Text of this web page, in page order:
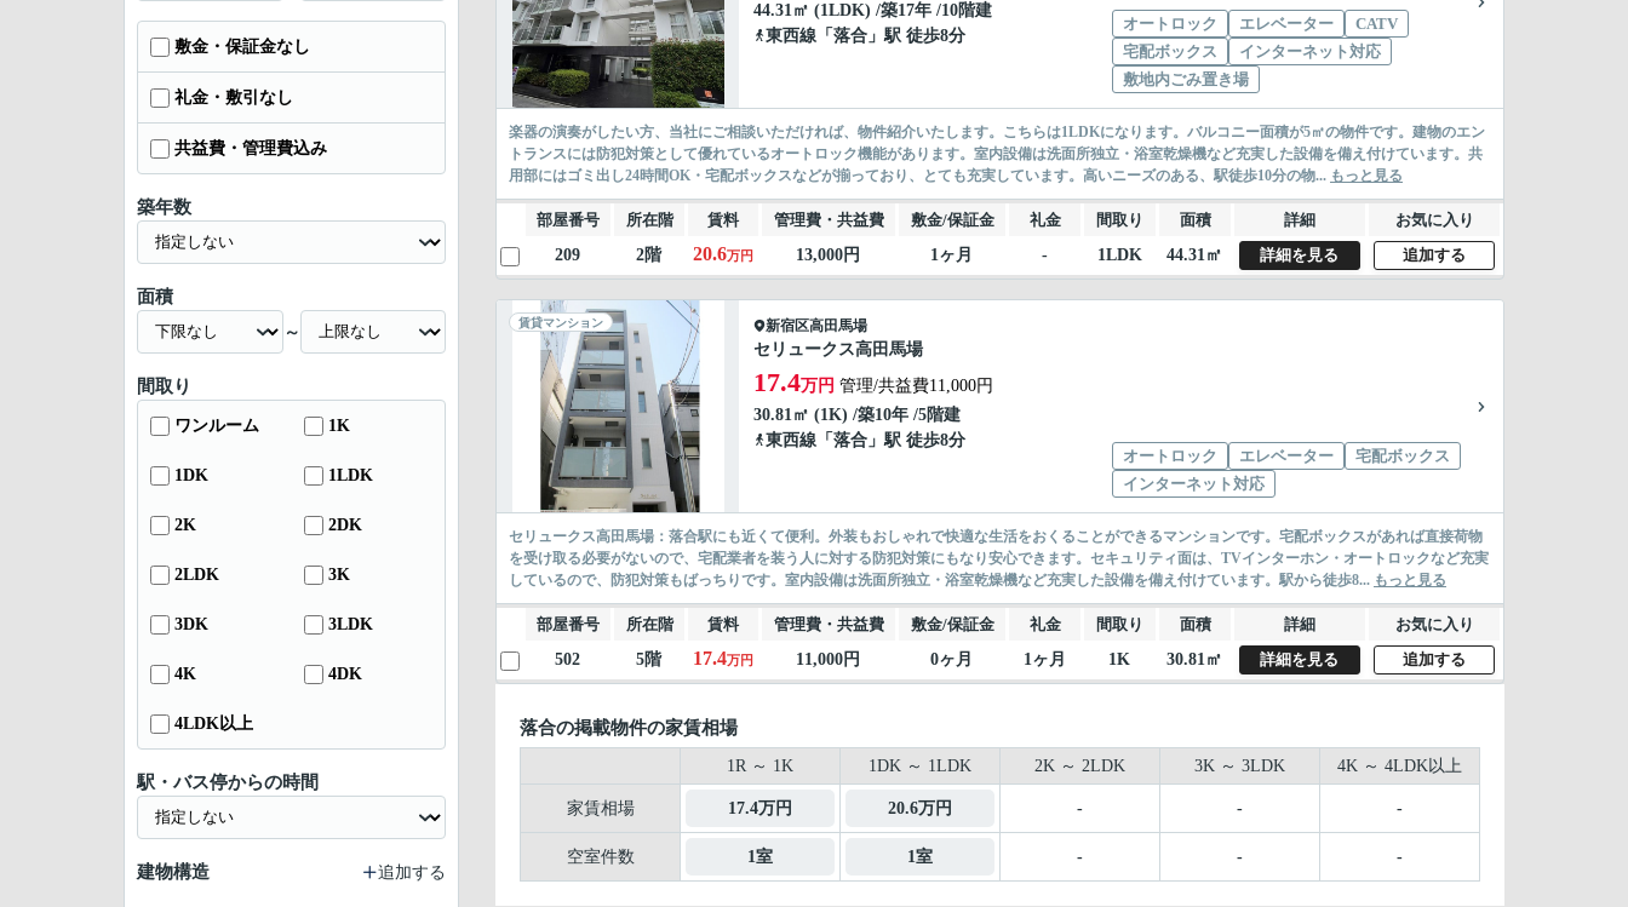
44.31㎡ (1LDK) /築17年 /10階建
東西線 「 落合 」駅 徒歩8分
オートロック エレベーター
CATV
宅配ボックス
インターネット対応
敷地内ごみ置き場
楽器の演奏がしたい方、当社にご相談いただければ、物件紹介いたします。こちらは1LDKになります。バルコニー面積が5㎡の物件です。建物のエン
トランスには防犯対策として優れているオートロック機能があります。室内設備は洗面所独立・浴室乾燥機など充実した設備を備え付けています。共
用部にはゴミ出し24時間OK・宅配ボックスなどが揃っており、とても充実しています。高いニーズのある、駅徒歩10分の物... もっと見る
部屋番号 所在階 賃料 管理費・共益費 敷金/保証金 礼金 間取り 面積 詳細
お気に入り
209
2階 20.6万円 13,000円 1ヶ月 - 1LDK 44.31㎡ 詳細を見る 追加する
賃貸マンション 新宿区高田馬場
セリュークス高田馬場
17.4万円 管理/共益費11,000円
30.81㎡ (1K) /築10年 /5階建
東西線 「 落合 」駅 徒歩8分
オートロック
エレベーター
宅配ボックス
インターネット対応
セリュークス高田馬場：落合駅にも近くて便利。外装もおしゃれで快適な生活をおくることができるマンションです。宅配ボックスがあれば直接荷物
を受け取る必要がないので、宅配業者を装う人に対する防犯対策にもなり安心できます。セキュリティ面は、TVインターホン・オートロックなど充実
しているので、防犯対策もばっちりです。室内設備は洗面所独立・浴室乾燥機など充実した設備を備え付けています。駅から徒歩8... もっと見る
部屋番号 所在階 賃料 管理費・共益費 敷金/保証金 礼金 間取り 面積 詳細
お気に入り
502
5階 17.4万円 11,000円 0ヶ月 1ヶ月 1K 30.81㎡ 詳細を見る 追加する
落合の掲載物件の家賃相場
1R ～ 1K 1DK ～ 1LDK 2K ～ 2LDK 3K ～ 3LDK 4K ～ 4LDK以上
家賃相場 17.4万円 20.6万円 - - -
空室件数 1室 1室 - - -
敷金・保証金なし
礼金・敷引なし
共益費・管理費込み
築年数
面積
～
間取り
ワンルーム 1K
1DK 1LDK
2K 2DK
2LDK 3K
3DK 3LDK
4K 4DK
4LDK以上
駅・バス停からの時間
建物構造 追加する